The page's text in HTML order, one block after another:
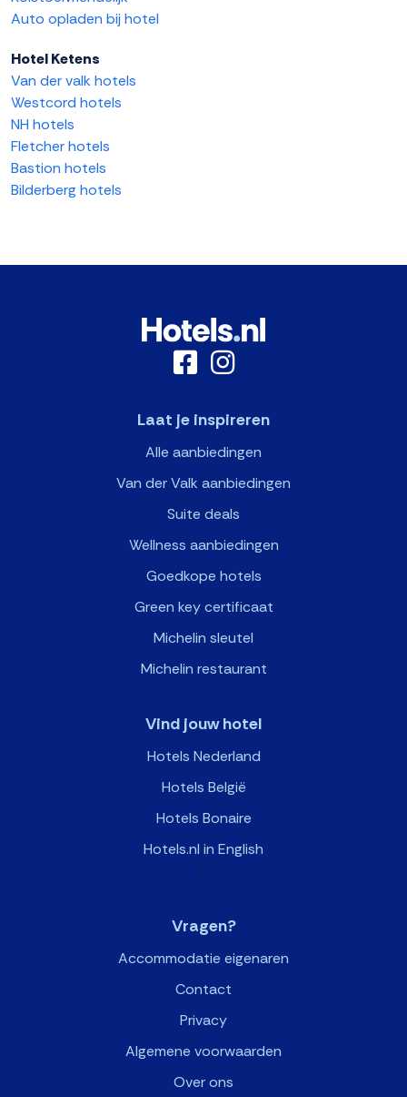
Auto opladen bij hotel
Hotel Ketens
Van der valk hotels
Westcord hotels
NH hotels
Fletcher hotels
Bastion hotels
Bilderberg hotels
Laat je inspireren
Alle aanbiedingen
Van der Valk aanbiedingen
Suite deals
Wellness aanbiedingen
Goedkope hotels
Green key certificaat
Michelin sleutel
Michelin restaurant
Vind jouw hotel
Hotels Nederland
Hotels België
Hotels Bonaire
Hotels.nl in English
>
Vragen?
Accommodatie eigenaren
Contact
Privacy
Algemene voorwaarden
Over ons